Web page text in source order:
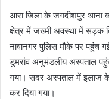
l
आरा जिला के जगदीशपुर थाना
क्षेत्र में जख्मी अवस्था में सड़क
नावानगर पुलिस माैके पर पहुंच
डुमरांव अनुमंडलीय अस्पताल
गया। सदर अस्पताल में इलाज
कर दिया गया।